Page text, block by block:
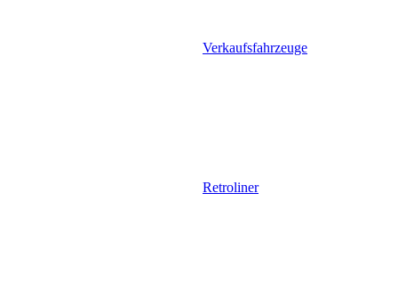
Verkaufsfahrzeuge
Retroliner